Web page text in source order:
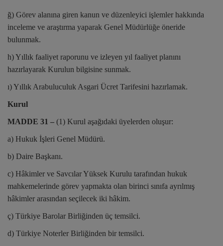
ğ) Görev alanına giren kanun ve düzenleyici işlemler hakkında
inceleme ve araştırma yaparak Genel Müdürlüğe öneride
bulunmak.
h) Yıllık faaliyet raporunu ve izleyen yıl faaliyet planını
hazırlayarak Kurulun bilgisine sunmak.
ı) Yıllık Arabuluculuk Asgari Ücret Tarifesini hazırlamak.
Kurul
MADDE 31 – (1) Kurul aşağıdaki üyelerden oluşur:
a) Hukuk İşleri Genel Müdürü.
b) Daire Başkanı.
c) Hâkimler ve Savcılar Yüksek Kurulu tarafından hukuk
mahkemelerinde görev yapmakta olan birinci sınıfa ayrılmış
hâkimler arasından seçilecek iki hâkim.
ç) Türkiye Barolar Birliğinden üç temsilci.
d) Türkiye Noterler Birliğinden bir temsilci.